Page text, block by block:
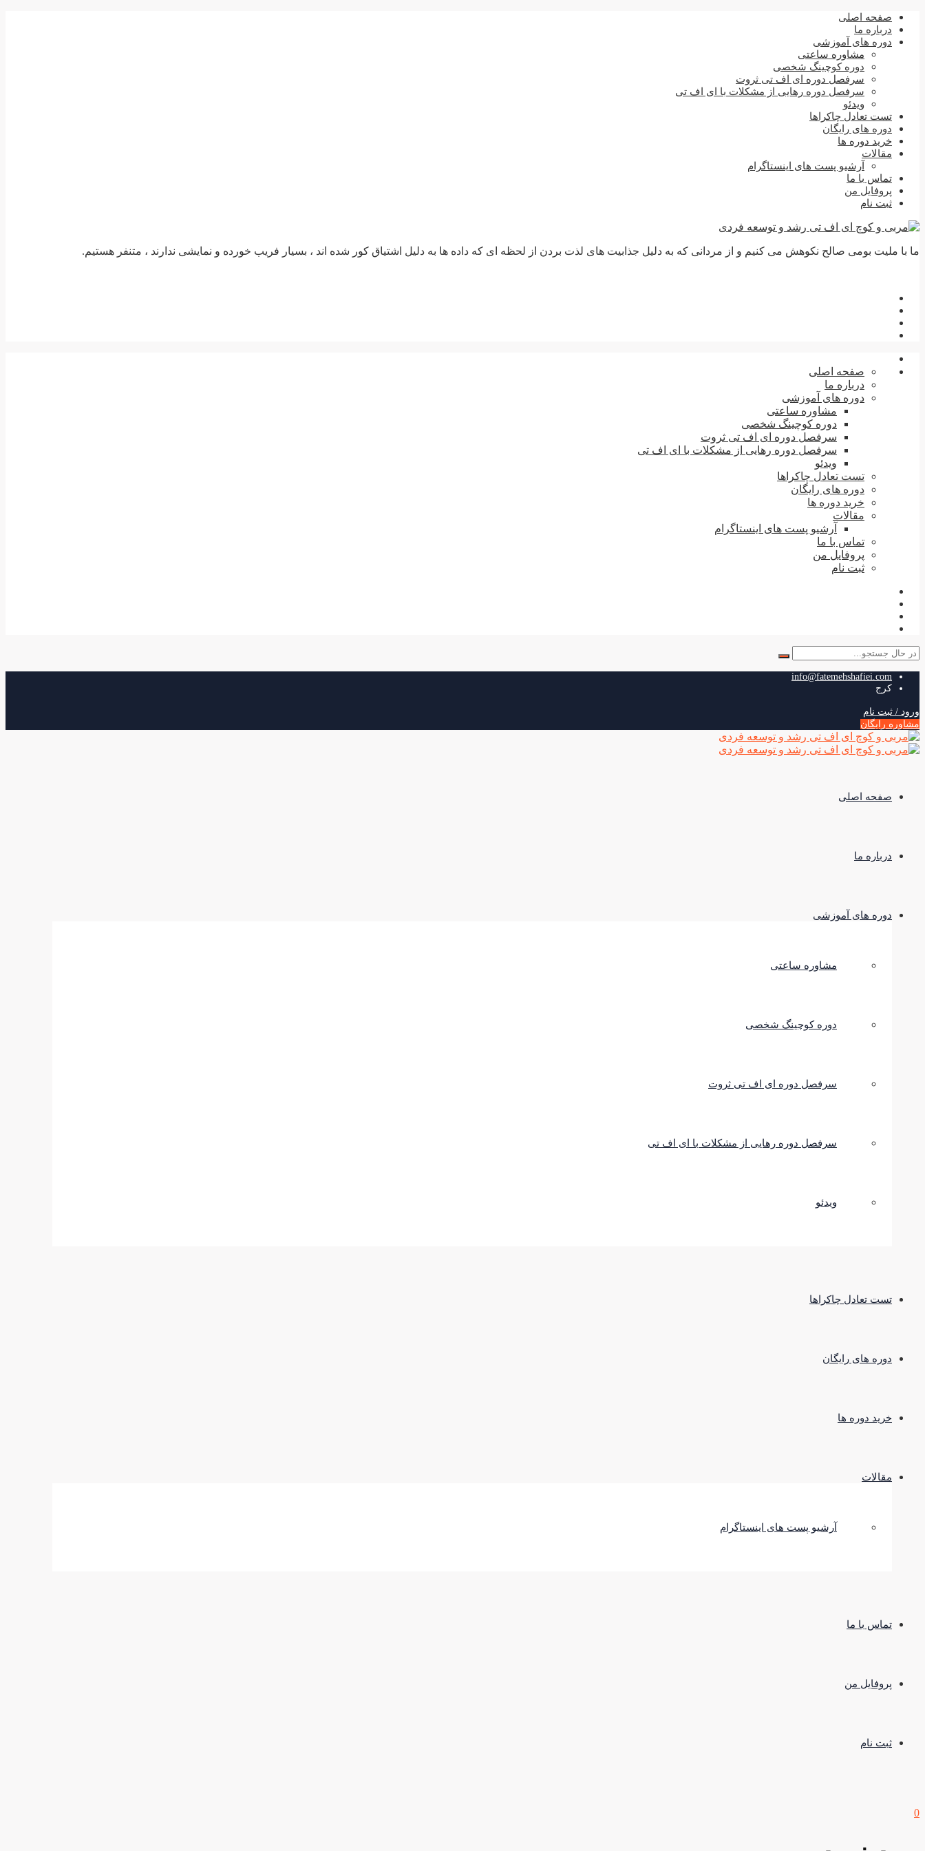
صفحه اصلی
درباره ما
دوره های آموزشی
مشاوره ساعتی
دوره کوچینگ شخصی
سرفصل دوره ای اف تی ثروت
سرفصل دوره رهایی از مشکلات با ای اف تی
ویدئو
تست تعادل چاکراها
دوره های رایگان
خرید دوره ها
مقالات
آرشیو پست های اینستاگرام
تماس با ما
پروفایل من
ثبت نام
ما با ملیت بومی صالح نکوهش می کنیم و از مردانی که به دلیل جذابیت های لذت بردن از لحظه ای که داده ها به دلیل اشتیاق کور شده اند ، بسیار فریب خورده و نمایشی ندارند ، متنفر هستیم.
صفحه اصلی
درباره ما
دوره های آموزشی
مشاوره ساعتی
دوره کوچینگ شخصی
سرفصل دوره ای اف تی ثروت
سرفصل دوره رهایی از مشکلات با ای اف تی
ویدئو
تست تعادل چاکراها
دوره های رایگان
خرید دوره ها
مقالات
آرشیو پست های اینستاگرام
تماس با ما
پروفایل من
ثبت نام
جستجو
info@fatemehshafiei.com
کرج
ورود / ثبت نام
مشاوره رایگان
صفحه اصلی
درباره ما
دوره های آموزشی
مشاوره ساعتی
دوره کوچینگ شخصی
سرفصل دوره ای اف تی ثروت
سرفصل دوره رهایی از مشکلات با ای اف تی
ویدئو
تست تعادل چاکراها
دوره های رایگان
خرید دوره ها
مقالات
آرشیو پست های اینستاگرام
تماس با ما
پروفایل من
ثبت نام
0